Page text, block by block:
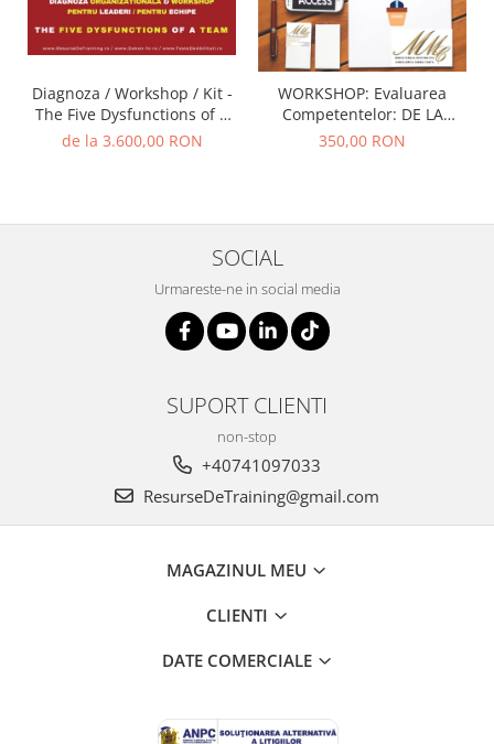
Diagnoza / Workshop / Kit -
The Five Dysfunctions of a
Team (Autor Patrick
de la 3.600,00 RON
WORKSHOP: Evaluarea
Competentelor: DE LA
ORGANIGRAMA SI
350,00 RON
SOCIAL
Urmareste-ne in social media
SUPORT CLIENTI
non-stop
+40741097033
ResurseDeTraining@gmail.com
MAGAZINUL MEU
CLIENTI
DATE COMERCIALE